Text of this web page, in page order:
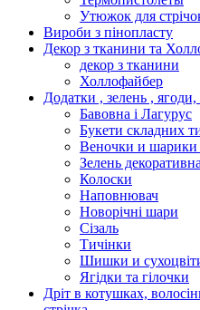
Утюжок для
Вироби з пінопласту
Декор з тканини та
декор з тканини
Холлофайбер
Додатки , зелень ,
Бавовна і Лагурус
Букети складних
Веночки и шарики
Зелень декоративна
Колоски
Наповнювач
Новорічні шари
Сізаль
Тичінки
Шишки и
Ягідки та гілочки
Дріт в котушках,